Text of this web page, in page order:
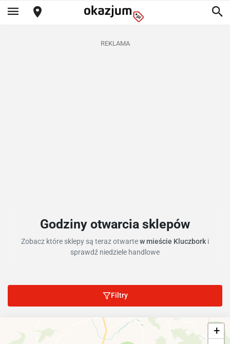
REKLAMA
Godziny otwarcia sklepów
Zobacz które sklepy są teraz otwartew mieście Kluczbork i
sprawdź niedziele handlowe
Filtry
+